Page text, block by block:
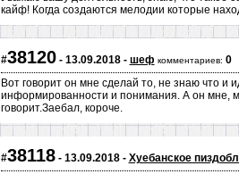
кайф! Когда создаются мелодии которые
#38120- 13.09.2018 - шеф комментариев: 0
Вот говорит он мне сделай то, не знаю что и
информированности и понимания. А он мне,
говорит.Заебал, короче.
#38118- 13.09.2018 - Хуебанское